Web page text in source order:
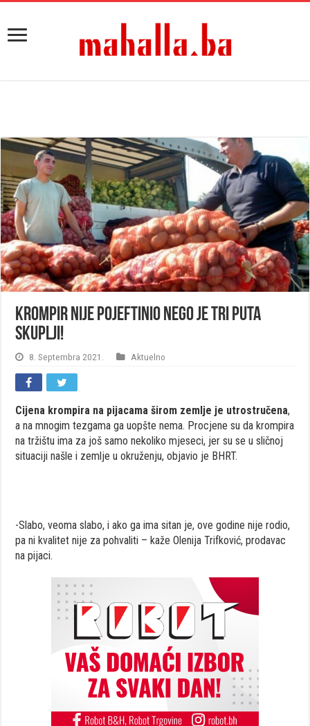
Krompir nije pojeftinio nego je tri puta
skuplji!
8. Septembra 2021. Aktuelno
Cijena krompira na pijacama širom zemlje je utrostručena,
a na mnogim tezgama ga uopšte nema. Procjene su da krompira
na tržištu ima za još samo nekoliko mjeseci, jer su se u sličnoj
situaciji našle i zemlje u okruženju, objavio je BHRT.
-Slabo, veoma slabo, i ako ga ima sitan je, ove godine nije rodio,
pa ni kvalitet nije za pohvaliti – kaže Olenija Trifković, prodavac
na pijaci.